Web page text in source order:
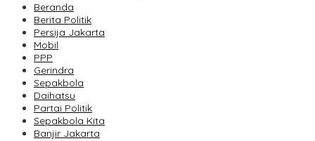
Beranda
Berita Politik
Persija Jakarta
Mobil
PPP
Gerindra
Sepakbola
Daihatsu
Partai Politik
Sepakbola Kita
Banjir Jakarta